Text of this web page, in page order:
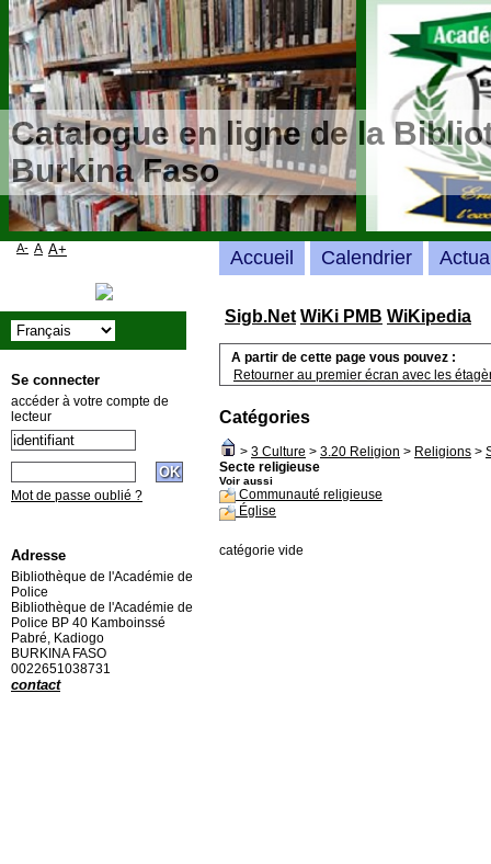
Catalogue en ligne de la
Burkina Faso
Sigb.Net WiKi PMB WiKipedia
A partir de cette page vous pouvez :
Retourner au premier écran avec les
Catégories
> 3 Culture > 3.20 Religion > Religions >
Secte religieuse
Voir aussi
Communauté religieuse
Église
catégorie vide
Accueil Calendrier
A- A A+
Se connecter
accéder à votre compte de
lecteur
Mot de passe oublié ?
Adresse
Bibliothèque de l'Académie de
Police
Bibliothèque de l'Académie de
Police BP 40 Kamboinssé
Pabré, Kadiogo
BURKINA FASO
0022651038731
contact